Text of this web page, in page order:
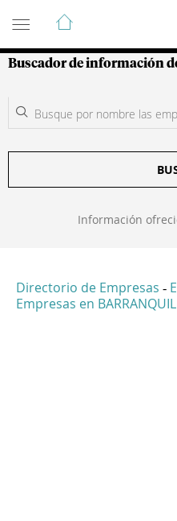
Guía de Empresas
Buscador de información
Información
Directorio de Empresas -
Empresas en